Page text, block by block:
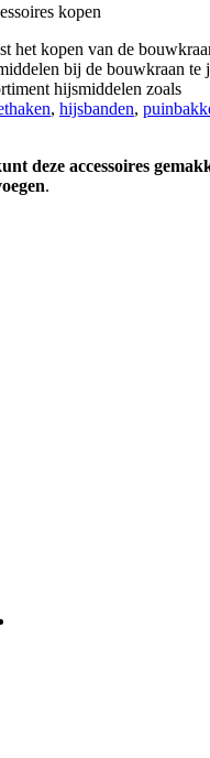
kopen
het kopen van de
bij de bouwkraan te
hijsmiddelen zoals
, hijsbanden,
deze accessoires
.